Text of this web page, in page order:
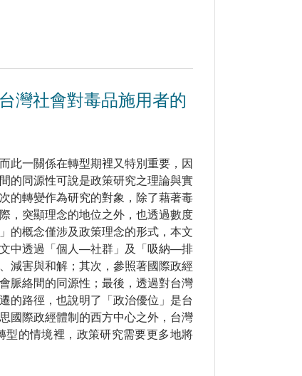
灣社會對毒品施用者的
此一關係在轉型期裡又特別重要，因
的同源性可說是政策研究之理論與實
的轉變作為研究的對象，除了藉著毒
，突顯理念的地位之外，也透過數度
的概念僅涉及政策理念的形式，本文
中透過「個人—社群」及「吸納—排
減害與和解；其次，參照著國際政經
脈絡間的同源性；最後，透過對台灣
的路徑，也說明了「政治優位」是台
國際政經體制的西方中心之外，台灣
的情境裡，政策研究需要更多地將